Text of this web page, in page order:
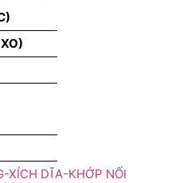
XÍCH DĨA-KHỚP NỐI